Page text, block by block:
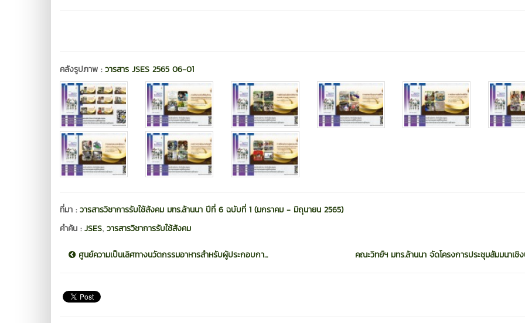
คลังรูปภาพ :วารสาร JSES 2565 06-01
ที่มา :วารสารวิชาการรับใช้สังคม มทร.ล้านนา ปีที่ 6 ฉบับที่ 1 (มกราคม - มิถุนายน 2565)
คำค้น :JSES, วารสารวิชาการรับใช้สังคม
ศูนย์ความเป็นเลิศทางนวัตกรรมอาหารสำหรับผู้ประกอบกา... คณะวิทย์ฯ มทร.ล้านนา จัดโครงการประชุมสัมมนาเชิ